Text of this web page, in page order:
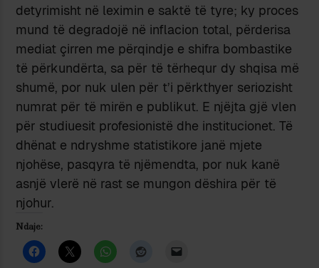
detyrimisht në leximin e saktë të tyre; ky proces
mund të degradojë në inflacion total, përderisa
mediat çirren me përqindje e shifra bombastike
të përkundërta, sa për të tërhequr dy shqisa më
shumë, por nuk ulen për t’i përkthyer seriozisht
numrat për të mirën e publikut. E njëjta gjë vlen
për studiuesit profesionistë dhe institucionet. Të
dhënat e ndryshme statistikore janë mjete
njohëse, pasqyra të njëmendta, por nuk kanë
asnjë vlerë në rast se mungon dëshira për të
njohur.
Ndaje: